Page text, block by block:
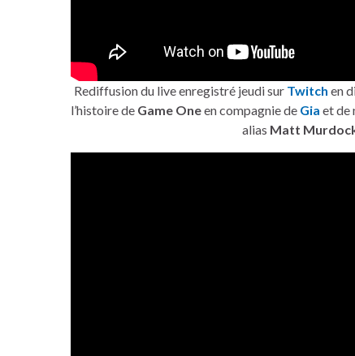
Rediffusion du live enregistré jeudi sur Twitch en
l’histoire de Game Oneen compagnie de Gia et de
alias Matt